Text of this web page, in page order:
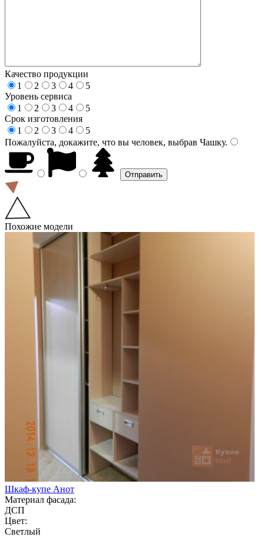
Качество продукции
1
2 3 4
5
Уровень сервиса
1
2 3 4
5
Срок изготовления
1
2 3 4
5
Пожалуйста, докажите, что вы человек, выбрав Чашку.
Похожие модели
Шкаф-купе Анот
Материал фасада:
ДСП
Цвет:
Светлый